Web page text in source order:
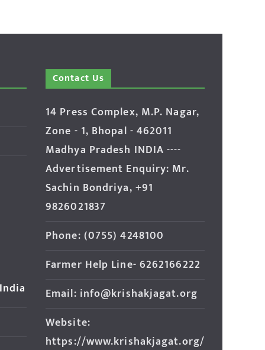
Contact Us
14 Press Complex, M.P. Nagar,
Zone - 1, Bhopal - 462011
Madhya Pradesh INDIA ----
Advertisement Enquiry: Mr.
Sachin Bondriya, +91
9826021837
Phone: (0755) 4248100
Farmer Help Line- 6262166222
Email: info@krishakjagat.org
Website:
https://www.krishakjagat.org/